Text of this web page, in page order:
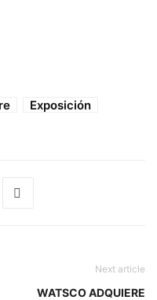
Exposición
Next article
WATSCO ADQUIERE